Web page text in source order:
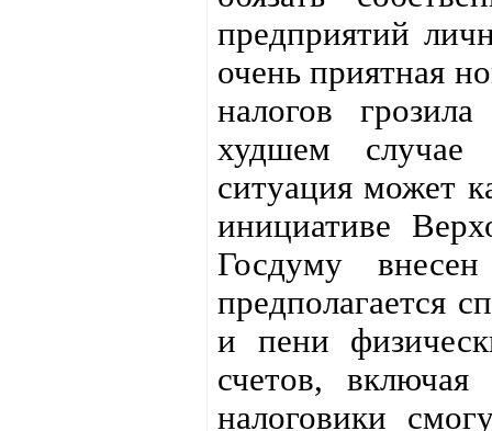
предприятий
очень приятная
налогов
худшем случае
ситуация может
инициативе
Госдуму внесен
предполагается
и пени
счетов,
налоговики